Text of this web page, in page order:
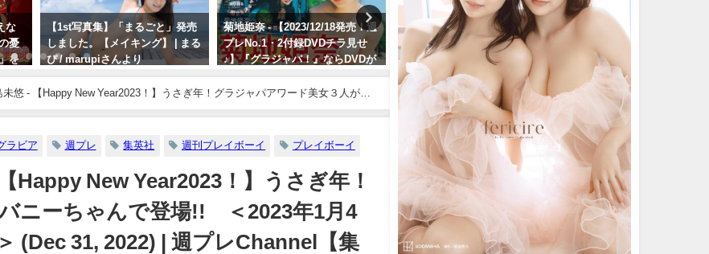
売
る
菊地姫奈 - 【2023/12/18発売！週
プレNo.1・2付録DVDチラ見せ
♪】『グラジャパ！』ならDVDが
視聴できる♪ #菊地姫奈 Hina
Kikuchi（2023年12月15日） | 週
プレChannel【集英社 週刊プレ
12/15/2023
ちとせよしの - 【解禁】写真集
「ただいま」過去最大露出な写
真集ができました（2024年07月
26日） | よしのんチャンネルさん
より
久松郁実 いくみんのスポコス“I
LOVE SPORTS！” （2018年03
月14日） | アイドルニッポン公式
YouTubeチャンネルさんより
07/14/2024
篠崎愛【4K】（2023年08
日） | 4K UPSCALING
んより
08/25/2023
悠 - 【Happy New Year2023！】うさぎ年！グラジャパアワード美女３人がバ
(Dec 31, 2022) | 週プレChannel【集英社 週刊プレイボーイ公式】さんより
ラビア 週プレ 集英社 週刊プレイボーイ プレイボーイ
Happy New Year2023！】うさぎ年！
ニーちゃんで登場!! ＜2023年1月4
(Dec 31, 2022) | 週プレChannel【集